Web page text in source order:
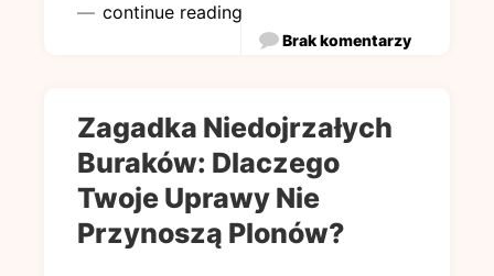
continue reading
Brak komentarzy
Zagadka Niedojrzałych
Buraków: Dlaczego
Twoje Uprawy Nie
Przynoszą Plonów?